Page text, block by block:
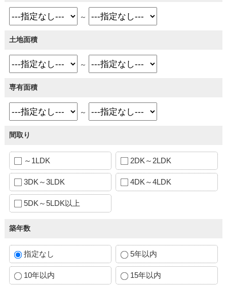
～
土地面積
～
専有面積
～
間取り
～1LDK 2DK～2LDK
3DK～3LDK 4DK～4LDK
5DK～5LDK以上
築年数
指定なし 5年以内
10年以内 15年以内